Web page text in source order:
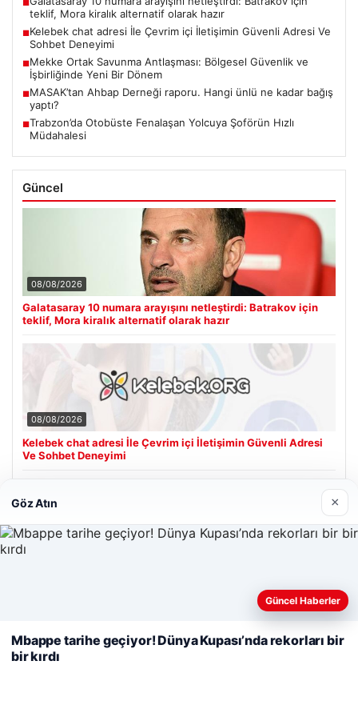
■
teklif, Mora kiralık alternatif olarak hazır
■Kelebek chat adresi İle Çevrim içi İletişimin Güvenli Adresi Ve
Sohbet Deneyimi
■Mekke Ortak Savunma Antlaşması: Bölgesel Güvenlik ve
İşbirliğinde Yeni Bir Dönem
■MASAK’tan Ahbap Derneği raporu. Hangi ünlü ne kadar bağış
yaptı?
■Trabzon’da Otobüste Fenalaşan Yolcuya Şoförün Hızlı
Müdahalesi
Güncel
08/08/2026
Galatasaray 10 numara arayışını netleştirdi: Batrakov için
teklif, Mora kiralık alternatif olarak hazır
08/08/2026
Kelebek chat adresi İle Çevrim içi İletişimin Güvenli Adresi
Ve Sohbet Deneyimi
Cengiz Sigorta
Web sitemizi nasıl kullandığınızı daha iyi anlayabilmek,
kullanıyoruz. Çerez Politikamız
Reddet
Göz Atın ×
Güncel Haberler
Mbappe tarihe geçiyor! Dünya Kupası’nda rekorları bir
bir kırdı